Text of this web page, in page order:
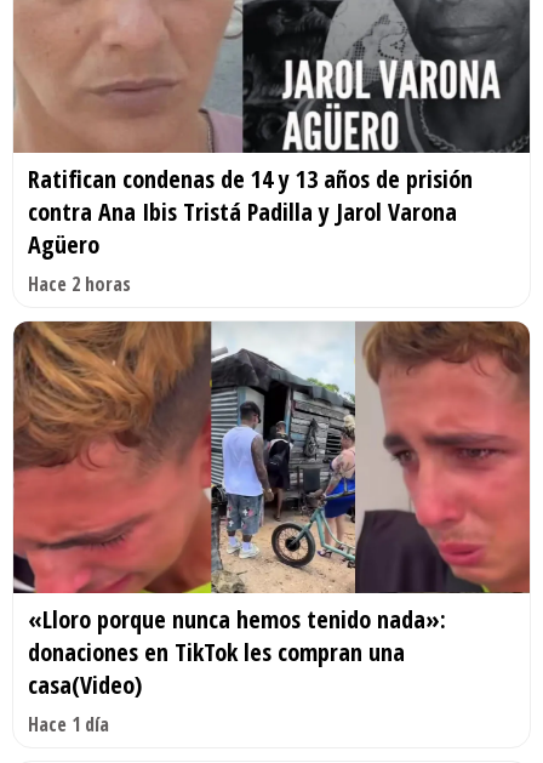
Ratifican condenas de 14 y 13 años de prisión
contra Ana Ibis Tristá Padilla y Jarol Varona
Agüero
Hace 2 horas
«Lloro porque nunca hemos tenido nada»:
donaciones en TikTok les compran una
casa(Video)
Hace 1 día